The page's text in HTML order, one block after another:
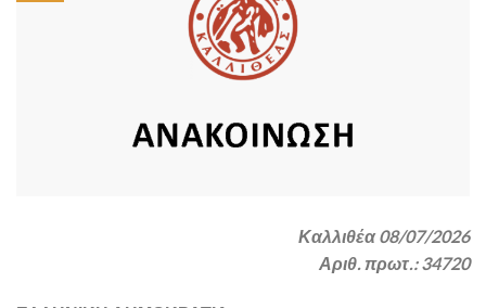
Καλλιθέα 08/07/2026
Αριθ. πρωτ.: 34720